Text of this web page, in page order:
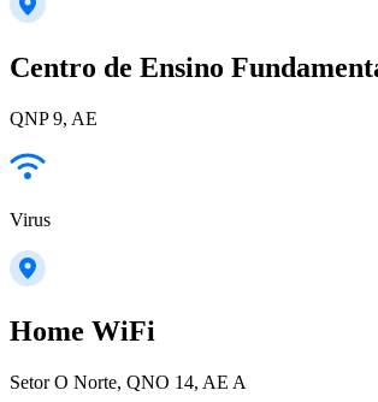
Centro de Ensino
QNP 9, AE
Virus
Home WiFi
Setor O Norte, QNO 14, AE A